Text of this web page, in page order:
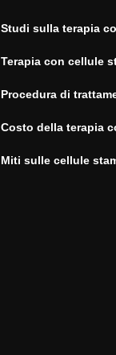
Studi sulla terapia
Terapia con cellule
Procedura di
Costo della terapia
Miti sulle cellule